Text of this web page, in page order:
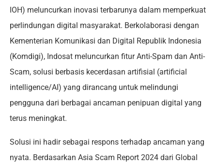
IOH) meluncurkan inovasi terbarunya dalam memperkuat
perlindungan digital masyarakat. Berkolaborasi dengan
Kementerian Komunikasi dan Digital Republik Indonesia
(Komdigi), Indosat meluncurkan fitur Anti-Spam dan Anti-
Scam, solusi berbasis kecerdasan artifisial (artificial
intelligence/AI) yang dirancang untuk melindungi
pengguna dari berbagai ancaman penipuan digital yang
terus meningkat.
Solusi ini hadir sebagai respons terhadap ancaman yang
nyata. Berdasarkan Asia Scam Report 2024 dari Global